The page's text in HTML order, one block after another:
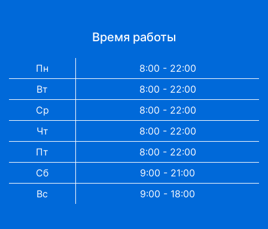
Время работы
Пн
8:00 - 22:00
Вт
8:00 - 22:00
Ср
8:00 - 22:00
Чт
8:00 - 22:00
Пт
8:00 - 22:00
Сб
9:00 - 21:00
Вс
9:00 - 18:00